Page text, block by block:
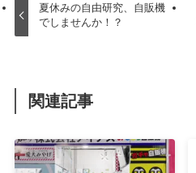
夏休みの自由研究、自販機
でしませんか！？
関連記事